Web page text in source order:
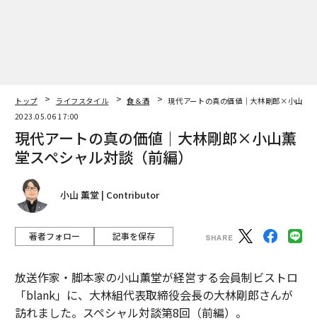
トップ ライフスタイル 食＆酒
現代アートの真の価値｜大林剛郎×小山薫
2023.05.06 17:00
現代アートの真の価値｜大林剛郎×小山薫
堂スペシャル対談（前編）
小山 薫堂 | Contributor
著者フォロー 記事を保存
放送作家・脚本家の小山薫堂が経営する会員制ビストロ
「blank」に、大林組代表取締役会長の大林剛郎さんが
訪れました。スペシャル対談第8回（前編）。